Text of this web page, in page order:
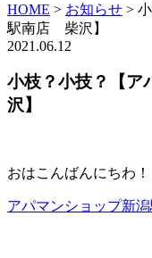
HOME > お知らせ >
駅南店 柴沢】
2021.06.12
小枝？小技？【
沢】
おはこんばんにちわ！
アパマンショップ新